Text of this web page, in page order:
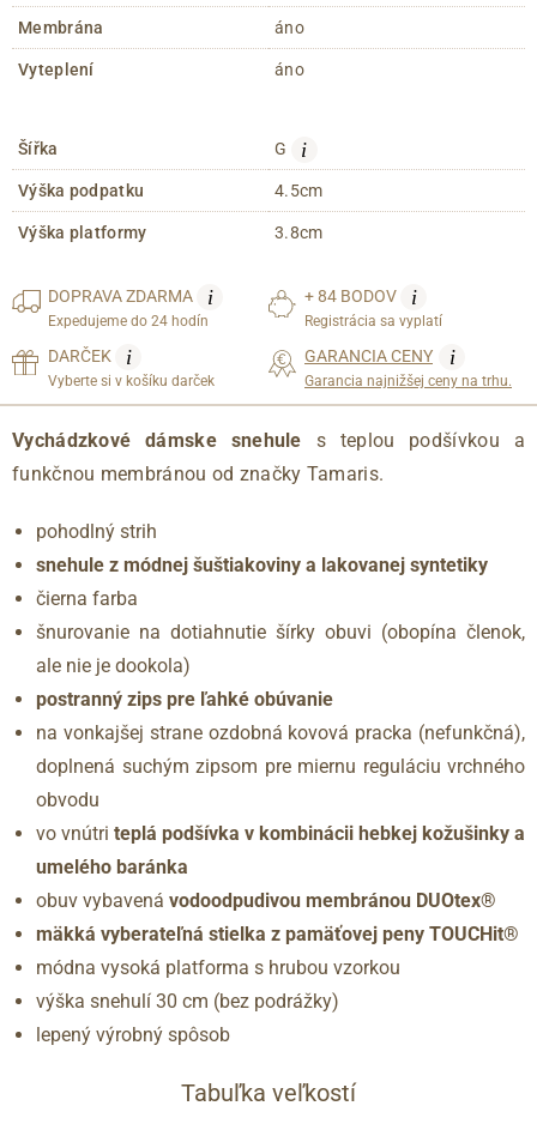
Membrána áno
Vyteplení áno
Šířka G i
Výška podpatku 4.5cm
Výška platformy 3.8cm
DOPRAVAZDARMA i
Expedujeme do 24 hodín
+ 84 BODOV i
Registrácia sa vyplatí
DARČEK i
Vyberte si v košíku darček
GARANCIA CENY i
Garancia najnižšej ceny na trhu.
Vychádzkové dámske snehule s teplou podšívkou a
funkčnou membránou od značky Tamaris.
pohodlný strih
snehule z módnej šuštiakoviny a lakovanej syntetiky
čierna farba
šnurovanie na dotiahnutie šírky obuvi (obopína členok,
ale nie je dookola)
postranný zips pre ľahké obúvanie
na vonkajšej strane ozdobná kovová pracka (nefunkčná),
doplnená suchým zipsom pre miernu reguláciu vrchného
obvodu
vo vnútri teplá podšívka v kombinácii hebkej kožušinky a
umelého baránka
obuv vybavená vodoodpudivou membránou DUOtex®
mäkká vyberateľná stielka z pamäťovej peny TOUCHit®
módna vysoká platforma s hrubou vzorkou
výška snehulí 30 cm (bez podrážky)
lepený výrobný spôsob
Tabuľka veľkostí